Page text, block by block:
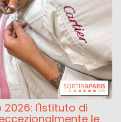
l'Istituto di
le